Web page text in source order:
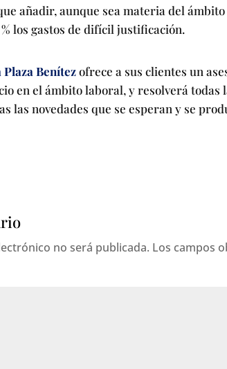
añadir, aunque sea materia del
los gastos de difícil justificación.
Plaza Benítezofrece a sus clientes un
en el ámbito laboral, y resolverá todas
las novedades que se esperan y se
no será publicada. Los campos